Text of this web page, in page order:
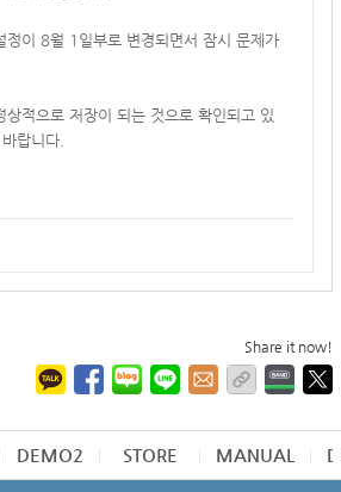
정이 8월 1일부로 변경되면서 잠시 문제가
상적으로 저장이 되는 것으로 확인되고 있
랍니다.
Share it now!
DEMO2 STORE MANUAL